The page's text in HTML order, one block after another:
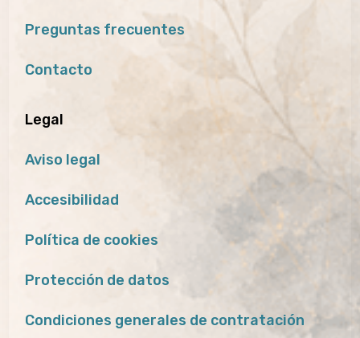
Preguntas frecuentes
Contacto
Legal
Aviso legal
Accesibilidad
Política de cookies
Protección de datos
Condiciones generales de contratación